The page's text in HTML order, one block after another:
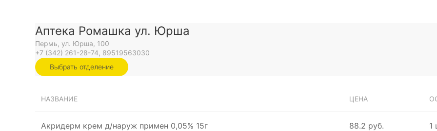
Аптека Ромашка ул. Юрша
Пермь, ул. Юрша, 100
+7 (342) 261-28-74, 89519563030
Выбрать отделение
НАЗВАНИЕ ЦЕНА
Акридерм крем д/наруж примен 0,05% 15г 88.2 руб. 1